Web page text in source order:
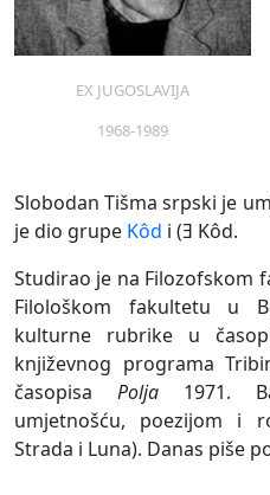
EX JUGOSLAVIJA
1968-1989
Slobodan Tišma srpski je
je dio grupe Kôd i (Ǝ Kôd.
Studirao je na Filozofskom
Filološkom fakultetu u
kulturne rubrike u
književnog programa
časopisa Polja 1971.
umjetnošću, poezijom i
Strada i Luna). Danas piše